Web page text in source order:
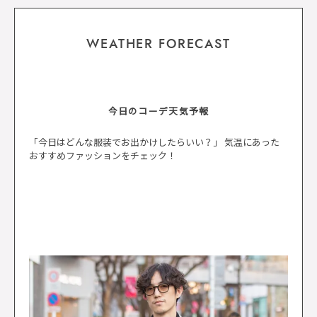
WEATHER FORECAST
今日のコーデ天気予報
「今日はどんな服装でお出かけしたらいい？」 気温にあった
おすすめファッションをチェック！